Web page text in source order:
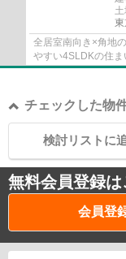
全居室南向き×角地
やすい4SLDKの住まいです。 ■2026年7月内外装リ
台駐車可(車種によ
チェックした物
検討リストに
無料会員登録は
会員登